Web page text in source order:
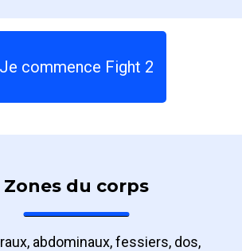
Je commence Fight 2
Zones du corps
abdominaux, fessiers, dos,